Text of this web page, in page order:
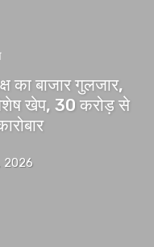
का बाजार गुलजार,
खेप, 30 करोड़ से
2026